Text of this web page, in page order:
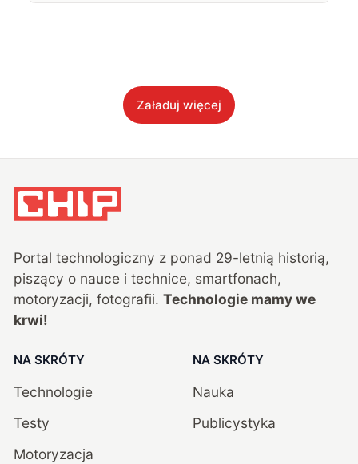
Załaduj więcej
Portal technologiczny z ponad 29-letnią historią,
piszący o nauce i technice, smartfonach,
motoryzacji, fotografii. Technologie mamy we
krwi!
NA SKRÓTY
Technologie
Testy
Motoryzacja
NA SKRÓTY
Nauka
Publicystyka